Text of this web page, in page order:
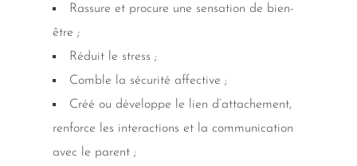
Rassure et procure une sensation de bien-
être ;
Réduit le stress ;
Comble la sécurité affective ;
Créé ou développe le lien d’attachement,
renforce les interactions et la communication
avec le parent ;